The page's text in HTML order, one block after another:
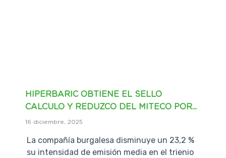
HIPERBARIC OBTIENE EL SELLO
CALCULO Y REDUZCO DEL MITECO POR...
16 diciembre, 2025
La compañía burgalesa disminuye un 23,2 %
su intensidad de emisión media en el trienio